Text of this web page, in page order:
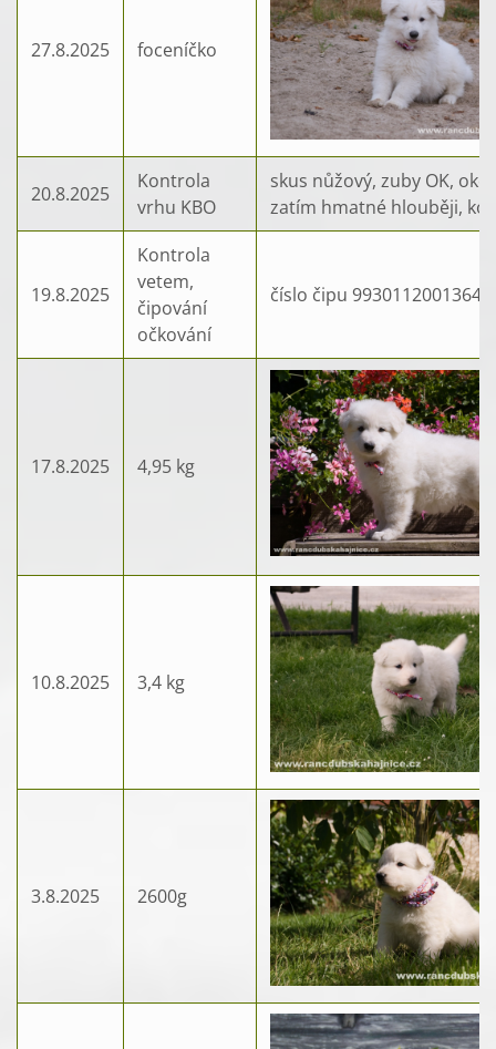
27.8.2025 foceníčko
20.8.2025
Kontrola
vrhu KBO
skus nůžový, zuby OK,
zatím hmatné hlouběji,
19.8.2025
Kontrola
vetem,
čipování
očkování
číslo čipu
17.8.2025 4,95 kg
10.8.2025 3,4 kg
3.8.2025 2600g